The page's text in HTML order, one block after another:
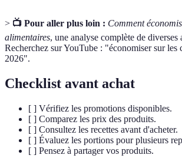
> 📺 Pour aller plus loin : Comment
alimentaires, une analyse complète de diverses
Recherchez sur YouTube : "économiser sur les
2026".
Checklist avant achat
[ ] Vérifiez les promotions disponibles.
[ ] Comparez les prix des produits.
[ ] Consultez les recettes avant d'acheter.
[ ] Évaluez les portions pour plusieurs
[ ] Pensez à partager vos produits.